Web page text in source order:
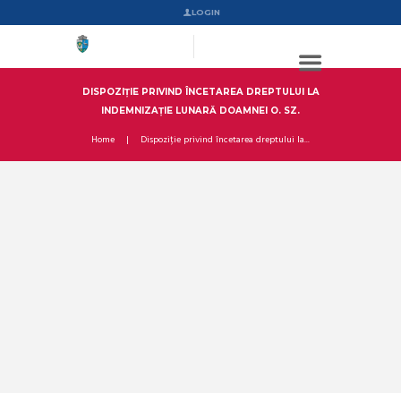
LOGIN
DISPOZIȚIE PRIVIND ÎNCETAREA DREPTULUI LA
INDEMNIZAȚIE LUNARĂ DOAMNEI O. SZ.
Home Dispoziție privind încetarea dreptului la...